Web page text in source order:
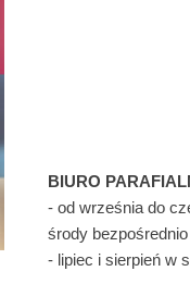
BIURO
- od września do
środy
- lipiec i sierpień w